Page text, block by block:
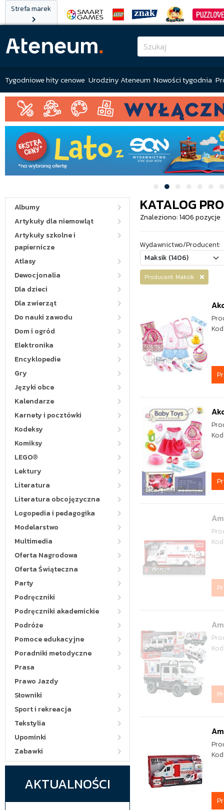
Strefa marek
Tygodniowe hity cenowe Urodziny Ateneum Nowości tygodnia
Albumy
Artykuły dla niemowląt
Artykuły szkolne i
papiernicze
Atlasy
Dewocjonalia
Dla dzieci
Dla zwierząt
Do nauki zawodu
Dom i ogród
Elektronika
Encyklopedie
Gry
Języki obce
Kalendarze
Karnety i pocztówki
Kodeksy
Komiksy
LEGO®
Lektury
Literatura
Literatura obcojęzyczna
Logopedia i pedagogika
Modelarstwo
Multimedia
Oferta Nagrodowa
Oferta Świąteczna
Party
Podręczniki
Podręczniki akademickie
Podróże
Pomoce edukacyjne
Poradniki metodyczne
Prasa
Prawo Jazdy
Słowniki
Sport i rekreacja
Tekstylia
Upominki
Zabawki
AKTUALNOŚCI
KATALOG
Znaleziono: 1406 pozycje
Wydawnictwo/Producent:
Producent: Maksik